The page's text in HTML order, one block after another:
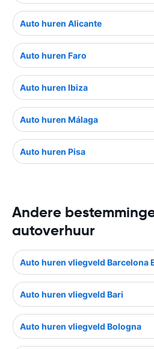
Auto huren Alicante
Auto huren Faro
Auto huren Ibiza
Auto huren Málaga
Auto huren Pisa
Andere
autoverhuur
Auto huren vliegveld Barcelona
Auto huren vliegveld Bari
Auto huren vliegveld Bologna